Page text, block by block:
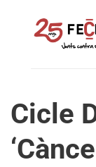
Cicle